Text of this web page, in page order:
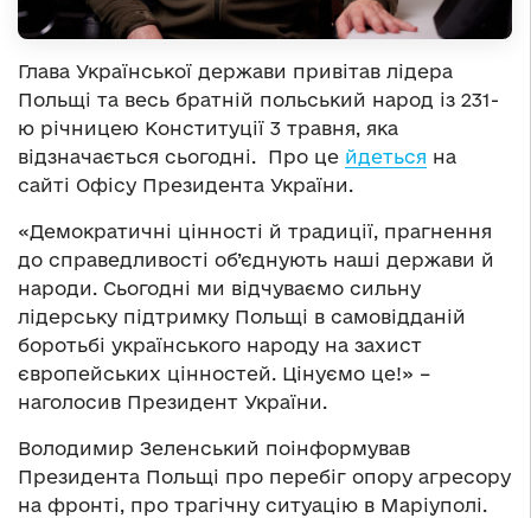
Глава Української держави привітав лідера
Польщі та весь братній польський народ із 231-
ю річницею Конституції 3 травня, яка
відзначається сьогодні. Про це йдеться на
сайті Офісу Президента України.
«Демократичні цінності й традиції, прагнення
до справедливості об’єднують наші держави й
народи. Сьогодні ми відчуваємо сильну
лідерську підтримку Польщі в самовідданій
боротьбі українського народу на захист
європейських цінностей. Цінуємо це!» –
наголосив Президент України.
Володимир Зеленський поінформував
Президента Польщі про перебіг опору агресору
на фронті, про трагічну ситуацію в Маріуполі.